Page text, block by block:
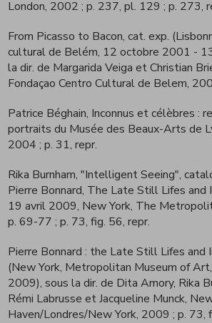
London, 2002; p. 237, pl. 129 ; p. 273,
From Picasso to Bacon, cat. exp.
cultural de Belém, 12 octobre 2001 -
la dir. de Margarida Veiga et Christian
Fondaçao Centro Cultural de Belem,
Patrice Béghain, Inconnus et célèbres :
portraits du Musée des Beaux-Arts de
2004; p. 31, repr.
Rika Burnham, "Intelligent Seeing",
Pierre Bonnard, The Late Still Lifes and
19 avril 2009, New York, The
p. 69-77; p. 73, fig. 56, repr.
Pierre Bonnard : the Late Still Lifes and
(New York, Metropolitan Museum of
2009), sous la dir. de Dita Amory, Rika
Rémi Labrusse et Jacqueline Munck,
Haven/Londres/New York, 2009; p. 73,